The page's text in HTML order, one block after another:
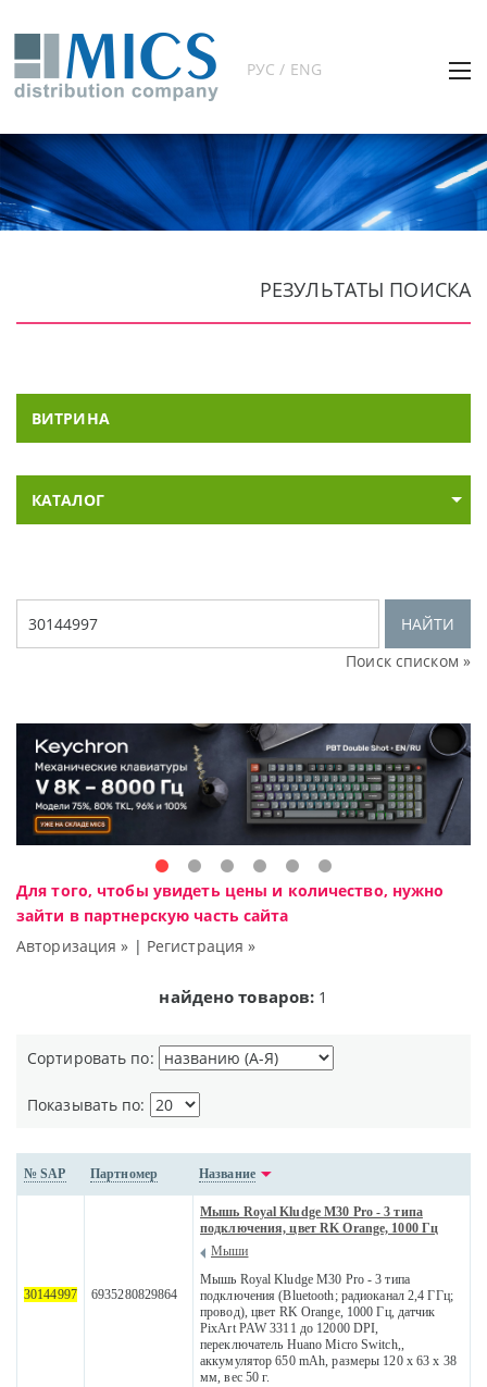
РУС / ENG
РЕЗУЛЬТАТЫ ПОИСКА
ВИТРИНА
КАТАЛОГ
НАЙТИ
Поиск списком »
Для того, чтобы увидеть цены и количество, нужно
зайти в партнерскую часть сайта
Авторизация » | Регистрация »
найдено товаров: 1
Сортировать по:
Показывать по:
№ SAP Партномер Название
30144997 6935280829864
Мышь Royal Kludge M30 Pro - 3 типа
подключения, цвет RK Orange, 1000 Гц
Мыши
Мышь Royal Kludge M30 Pro - 3 типа
подключения (Bluetooth; радиоканал 2,4 ГГц;
провод), цвет RK Orange, 1000 Гц, датчик
PixArt PAW 3311 до 12000 DPI,
переключатель Huano Micro Switch,,
аккумулятор 650 mAh, размеры 120 x 63 x 38
мм, вес 50 г.